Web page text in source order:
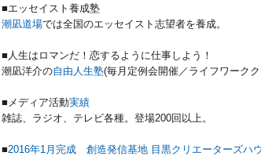
■エッセイスト養成塾
潮凪道場では全国のエッセイスト志望者を養成。
■人生はロマンだ！恋するように仕事しよう！
潮凪洋介の自由人生塾(毎月定例会開催／ライフワークク
■メディア活動実績
雑誌、ラジオ、テレビ各種。登場200回以上。
■2016年1月完成 創造発信基地 目黒クリエーターズハウ